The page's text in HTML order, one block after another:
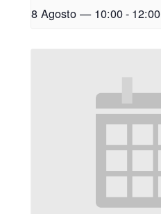
8 Agosto — 10:00- 12:00